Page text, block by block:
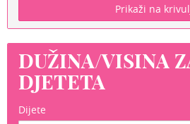
Prikaži na
DUŽINA/VISINA
DJETETA
Dijete